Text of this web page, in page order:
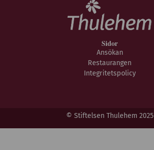
Sidor
Ansökan
Restaurangen
Integritetspolicy
© Stiftelsen Thulehem 2025